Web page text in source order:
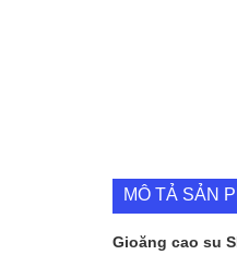
MÔ TẢ SẢN
Gioăng cao su